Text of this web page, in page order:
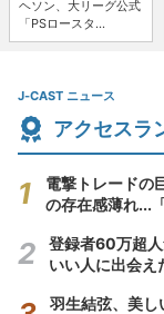
ヘソン、大リーグ公式
「PSロースタ...
J-CAST ニュース
アクセスラ
電撃トレードの
の存在感薄れ...
登録者60万超
いい人に出会え
羽生結弦、美し